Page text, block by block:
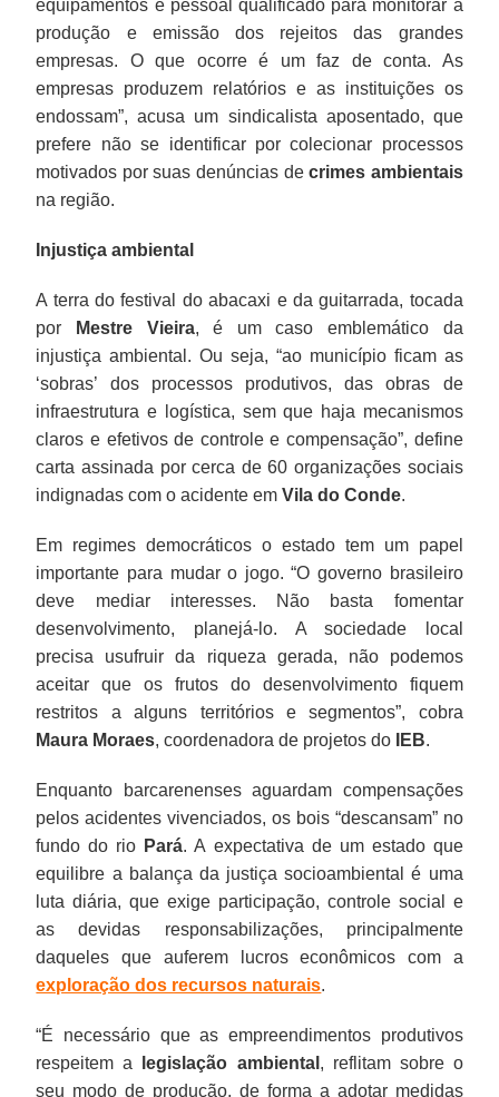
equipamentos e pessoal qualificado para monitorar a
produção e emissão dos rejeitos das grandes
empresas. O que ocorre é um faz de conta. As
empresas produzem relatórios e as instituições os
endossam”, acusa um sindicalista aposentado, que
prefere não se identificar por colecionar processos
motivados por suas denúncias decrimes ambientais
na região.
Injustiça ambiental
A terra do festival do abacaxi e da guitarrada, tocada
por
Mestre Vieira, é um caso emblemático da
injustiça ambiental. Ou seja, “ao município ficam as
‘sobras’ dos processos produtivos, das obras de
infraestrutura e logística, sem que haja mecanismos
claros e efetivos de controle e compensação”, define
carta assinada por cerca de 60 organizações sociais
indignadas com o acidente emVila do Conde.
Em regimes democráticos o estado tem um papel
importante para mudar o jogo. “O governo brasileiro
deve mediar interesses. Não basta fomentar
desenvolvimento, planejá-lo. A sociedade local
precisa usufruir da riqueza gerada, não podemos
aceitar que os frutos do desenvolvimento fiquem
restritos a alguns territórios e segmentos”, cobra
Maura Moraes, coordenadora de projetos do IEB.
Enquanto barcarenenses aguardam compensações
pelos acidentes vivenciados, os bois “descansam” no
fundo do rio Pará. A expectativa de um estado que
equilibre a balança da justiça socioambiental é uma
luta diária, que exige participação, controle social e
as devidas responsabilizações, principalmente
daqueles que auferem lucros econômicos com a
exploração dos recursos naturais.
“É necessário que as empreendimentos produtivos
respeitem a
legislação ambiental , reflitam sobre o
seu modo de produção, de forma a adotar medidas